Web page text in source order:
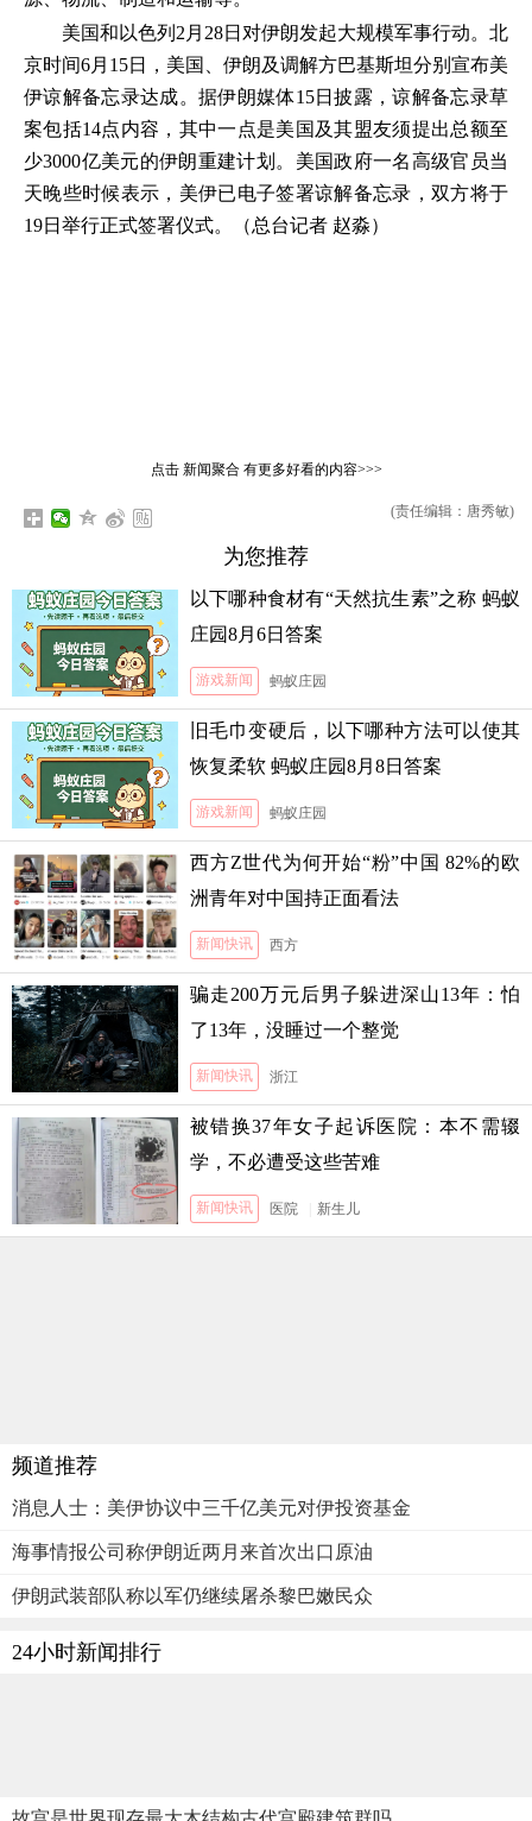
美国和以色列2月28日对伊朗发起大规模军事行动。北
京时间6月15日，美国、伊朗及调解方巴基斯坦分别宣布美
伊谅解备忘录达成。据伊朗媒体15日披露，谅解备忘录草
案包括14点内容，其中一点是美国及其盟友须提出总额至
少3000亿美元的伊朗重建计划。美国政府一名高级官员当
天晚些时候表示，美伊已电子签署谅解备忘录，双方将于
19日举行正式签署仪式。（总台记者 赵淼）
点击 新闻聚合有更多好看的内容>>>
(责任编辑：唐秀敏)
为您推荐
以下哪种食材有“天然抗生素”之称 蚂蚁
庄园8月6日答案
游戏新闻 蚂蚁庄园
旧毛巾变硬后，以下哪种方法可以使其
恢复柔软 蚂蚁庄园8月8日答案
游戏新闻 蚂蚁庄园
西方Z世代为何开始“粉”中国 82%的欧
洲青年对中国持正面看法
新闻快讯 西方
骗走200万元后男子躲进深山13年：怕
了13年，没睡过一个整觉
新闻快讯 浙江
被错换37年女子起诉医院：本不需辍
学，不必遭受这些苦难
新闻快讯 医院 新生儿
频道推荐
消息人士：美伊协议中三千亿美元对伊投资基金
海事情报公司称伊朗近两月来首次出口原油
伊朗武装部队称以军仍继续屠杀黎巴嫩民众
24小时新闻排行